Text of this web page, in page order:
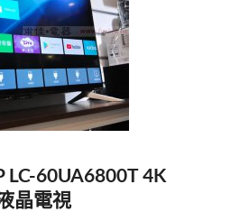
LC-60UA6800T 4K
晶電視